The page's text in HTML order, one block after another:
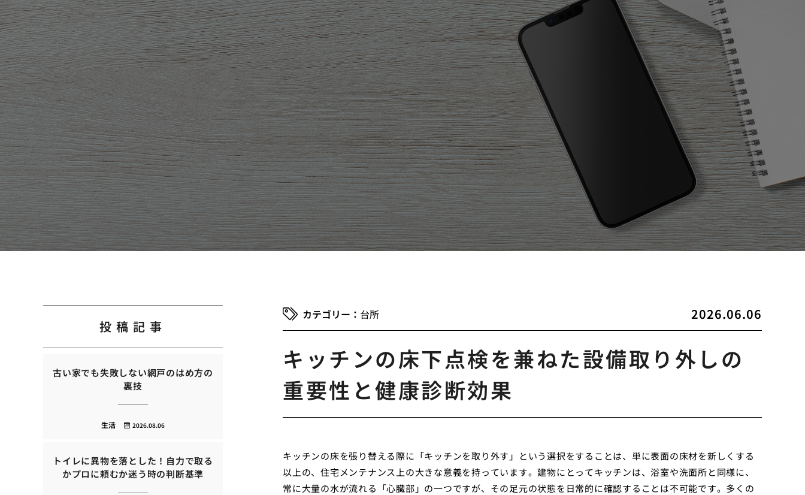
2026.06.06
台所
キッチンの床下点検を兼ねた設備取り外しの
重要性と健康診断効果
キッチンの床を張り替える際に「キッチンを取り外す」という選択をすることは、単に表面の床材を新しくする
以上の、住宅メンテナンス上の大きな意義を持っています。建物にとってキッチンは、浴室や洗面所と同様に、
常に大量の水が流れる「心臓部」の一つですが、その足元の状態を日常的に確認することは不可能です。多くの
投稿記事
古い家でも失敗しない網戸のはめ方の
裏技
2026.08.06
生活
トイレに異物を落とした！自力で取る
かプロに頼むか迷う時の判断基準